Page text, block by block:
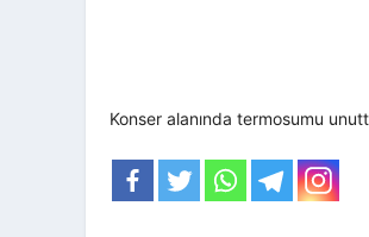
Konser alanında termosumu